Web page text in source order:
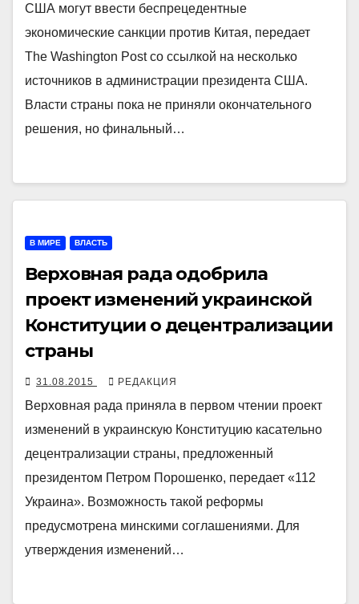
США могут ввести беспрецедентные
экономические санкции против Китая, передает
The Washington Post со ссылкой на несколько
источников в администрации президента США.
Власти страны пока не приняли окончательного
решения, но финальный…
В МИРЕ ВЛАСТЬ
Верховная рада одобрила
проект изменений украинской
Конституции о децентрализации
страны
31.08.2015 РЕДАКЦИЯ
Верховная рада приняла в первом чтении проект
изменений в украинскую Конституцию касательно
децентрализации страны, предложенный
президентом Петром Порошенко, передает «112
Украина». Возможность такой реформы
предусмотрена минскими соглашениями. Для
утверждения изменений…